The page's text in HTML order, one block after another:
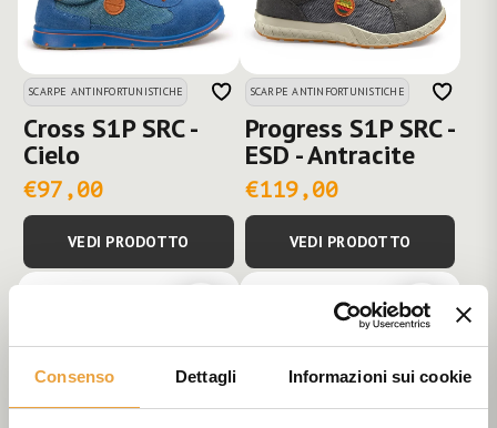
Consenso Dettagli Informazioni sui cookie
SCARPE ANTINFORTUNISTICHE
Cross S1P SRC -
Cielo
€97,00
VEDI PRODOTTO
SCARPE ANTINFORTUNISTICHE
Progress S1P SRC -
ESD - Antracite
€119,00
VEDI PRODOTTO